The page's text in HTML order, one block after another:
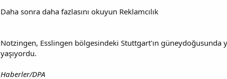
Daha sonra daha fazlasını okuyun Reklamcılık
Notzingen, Esslingen bölgesindeki Stuttgart'ın
yaşıyordu.
Haberler/DPA